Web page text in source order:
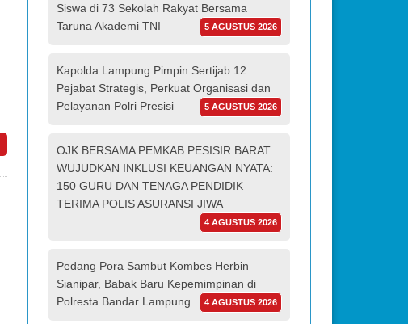
Siswa di 73 Sekolah Rakyat Bersama
Taruna Akademi TNI
5 AGUSTUS 2026
Kapolda Lampung Pimpin Sertijab 12
Pejabat Strategis, Perkuat Organisasi dan
Pelayanan Polri Presisi
5 AGUSTUS 2026
OJK BERSAMA PEMKAB PESISIR BARAT
WUJUDKAN INKLUSI KEUANGAN NYATA:
150 GURU DAN TENAGA PENDIDIK
TERIMA POLIS ASURANSI JIWA
4 AGUSTUS 2026
Pedang Pora Sambut Kombes Herbin
Sianipar, Babak Baru Kepemimpinan di
Polresta Bandar Lampung
4 AGUSTUS 2026